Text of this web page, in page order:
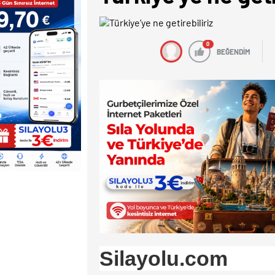
0
BEĞENDİM
Silayolu.com